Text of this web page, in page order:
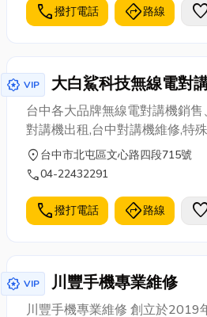
call撥打電話 directions路線
award_star VIP
大白鯊科技無線電對
台中對講機出租|中部
電對講機
台中各大品牌無線電對講機銷
對講機出租,台中對講機維修,特
上用無線電對講機,航空用無線電
電對講機,業餘無線電對講機,工
大白鯊無線電對講機
location_on 台中市北屯區文心路四段715號
call04-22432291
call撥打電話 directions路線
award_star VIP 川豐手機專業維修
川豐手機專業維修 創立於2019